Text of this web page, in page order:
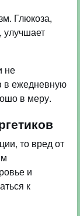
Глюкоза,
улучшает
не
в ежедневную
в меру.
то вред от
и
к